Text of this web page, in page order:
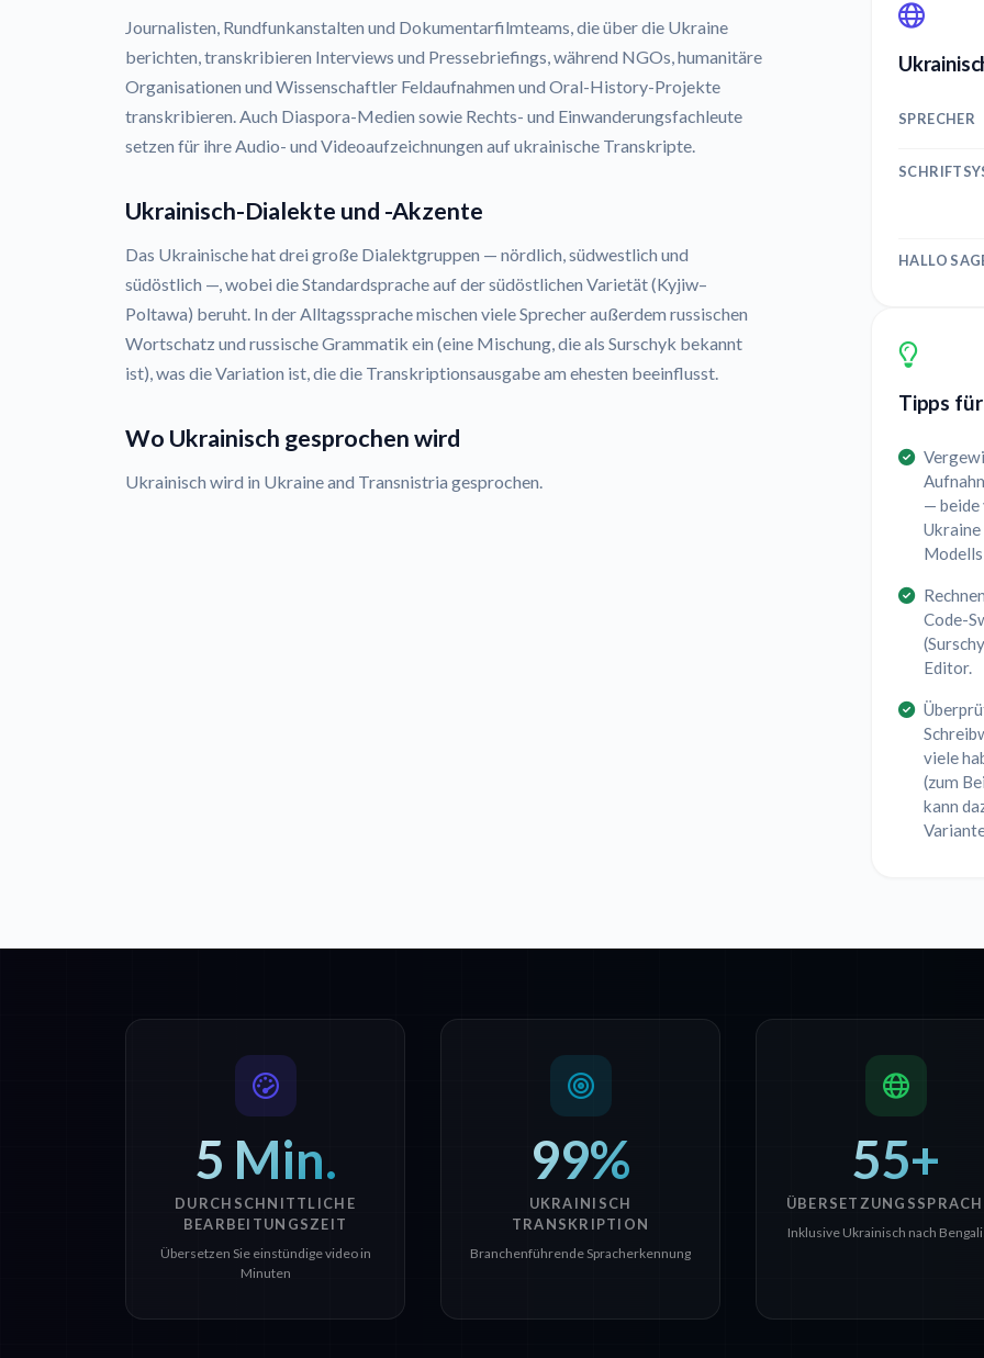
Journalisten, Rundfunkanstalten und Dokumentarfilmteams, die über die Ukraine
berichten, transkribieren Interviews und Pressebriefings, während NGOs, humanitäre
Organisationen und Wissenschaftler Feldaufnahmen und Oral-History-Projekte
transkribieren. Auch Diaspora-Medien sowie Rechts- und Einwanderungsfachleute
setzen für ihre Audio- und Videoaufzeichnungen auf ukrainische Transkripte.
Ukrainisch-Dialekte und -Akzente
Das Ukrainische hat drei große Dialektgruppen — nördlich, südwestlich und
südöstlich —, wobei die Standardsprache auf der südöstlichen Varietät (Kyjiw–
Poltawa) beruht. In der Alltagssprache mischen viele Sprecher außerdem russischen
Wortschatz und russische Grammatik ein (eine Mischung, die als Surschyk bekannt
ist), was die Variation ist, die die Transkriptionsausgabe am ehesten beeinflusst.
Wo Ukrainisch gesprochen wird
Ukrainisch wird in Ukraine and Transnistria gesprochen.
SPRECHER
HALLO
Tipps für
— beide
Ukraine
Code-
Editor.
viele
(zum
kann
5 Min.
DURCHSCHNITTLICHE
BEARBEITUNGSZEIT
Übersetzen Sie einstündige video in
Minuten
99%
UKRAINISCH
TRANSKRIPTION
Branchenführende Spracherkennung
55+
Inklusive Ukrainisch nach